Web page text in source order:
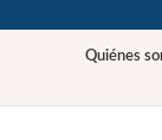
Quiénes